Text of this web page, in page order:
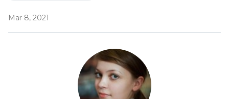
Mar 8, 2021